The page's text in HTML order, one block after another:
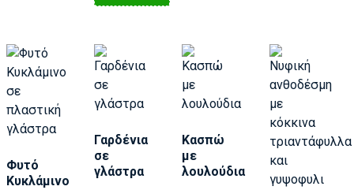
Φυτό
Κυκλάμινο
Γαρδένια
σε
γλάστρα
Κασπώ
με
λουλούδια